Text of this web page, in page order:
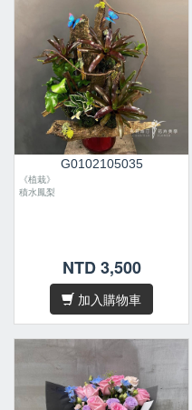
/卡片內容字數五十字內，請
下單後在備註欄位填寫
G0102105035
《植栽》
積水鳳梨
NTD 3,500
加入購物車